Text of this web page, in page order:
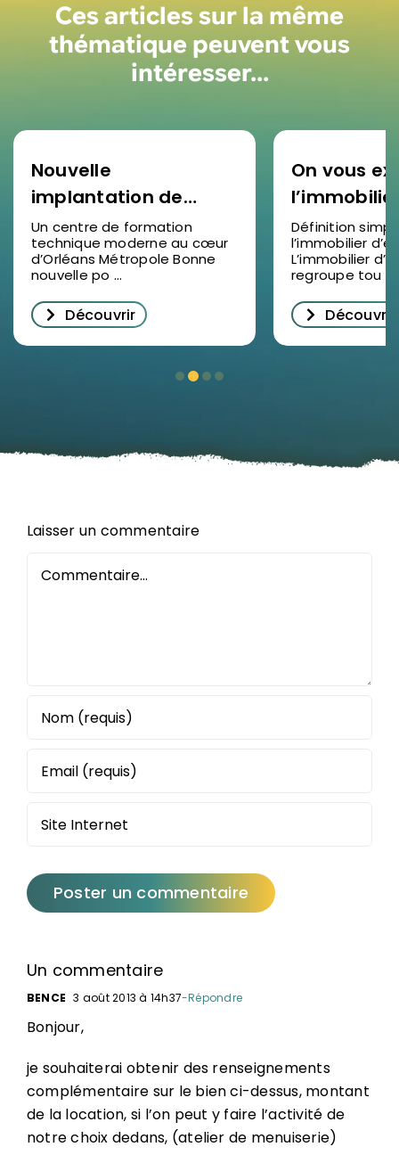
Ces articles sur la même
thématique peuvent vous
intéresser…
Nouvelle
implantation de
SOCOTEC Formation
à Ormes : un levier
pour la formation
professionnelle dans
le Loiret
Un centre de formation
technique moderne au cœur
d’Orléans Métropole Bonne
nouvelle po ...
Découvrir
On vous
Définition
l’immobilier
L’immobilier
regroupe tou ...
Découvrir
Un commentaire
BENCE 3 août 2013 à 14h37-Répondre
Bonjour,
je souhaiterai obtenir des renseignements
complémentaire sur le bien ci-dessus, montant
de la location, si l’on peut y faire l’activité de
notre choix dedans, (atelier de menuiserie)
Laisser un commentaire